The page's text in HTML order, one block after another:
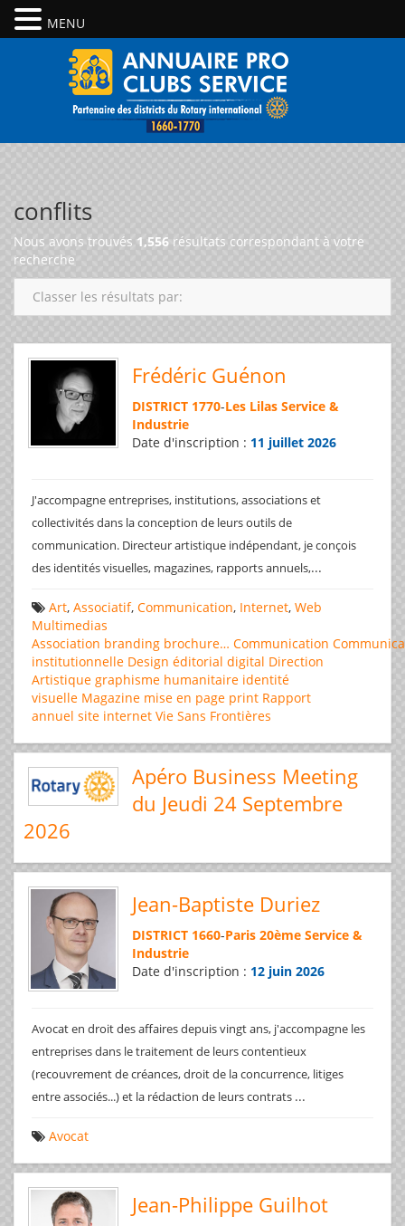
conflits
Nous avons trouvés 1,556 résultats correspondant à votre
recherche
Classer les résultats par:
Frédéric Guénon
DISTRICT 1770-Les Lilas Service &
Industrie
Date d'inscription : 11 juillet 2026
J'accompagne entreprises, institutions, associations et
collectivités dans la conception de leurs outils de
communication. Directeur artistique indépendant, je conçois
des identités visuelles, magazines, rapports annuels,...
Art, Associatif, Communication, Internet, Web
Multimedias
Association branding brochure… Communication
institutionnelle Design éditorial digital Direction
Artistique graphisme humanitaire identité
visuelle Magazine mise en page print Rapport
annuel site internet Vie Sans Frontières
Apéro Business Meeting
du Jeudi 24 Septembre
2026
Jean-Baptiste Duriez
DISTRICT 1660-Paris 20ème Service &
Industrie
Date d'inscription : 12 juin 2026
Avocat en droit des affaires depuis vingt ans, j'accompagne les
entreprises dans le traitement de leurs contentieux
(recouvrement de créances, droit de la concurrence, litiges
entre associés...) et la rédaction de leurs contrats ...
Avocat
Jean-Philippe Guilhot
MENU